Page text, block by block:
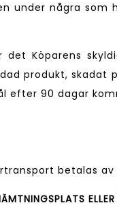
under några
Köparens
produkt,
efter 90 dagar
betalas av
ELLER